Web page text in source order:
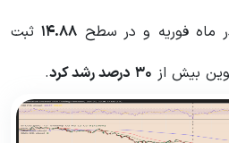
ماه فوریه و در سطح ۱۴.۸۸ثبت
بیش از ۳۰ درصد رشد کرد.